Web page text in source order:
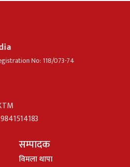
No: 118/073-74
सम्पादक
विमला थापा